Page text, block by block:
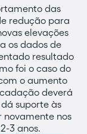
das
redução para
elevações
os dados de
resultado
foi o caso do
o aumento
deverá
suporte às
novamente nos
3 anos.